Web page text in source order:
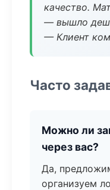
качество.
— вышло
— Клиент
Часто
Можно ли
через вас?
Да,
организуем